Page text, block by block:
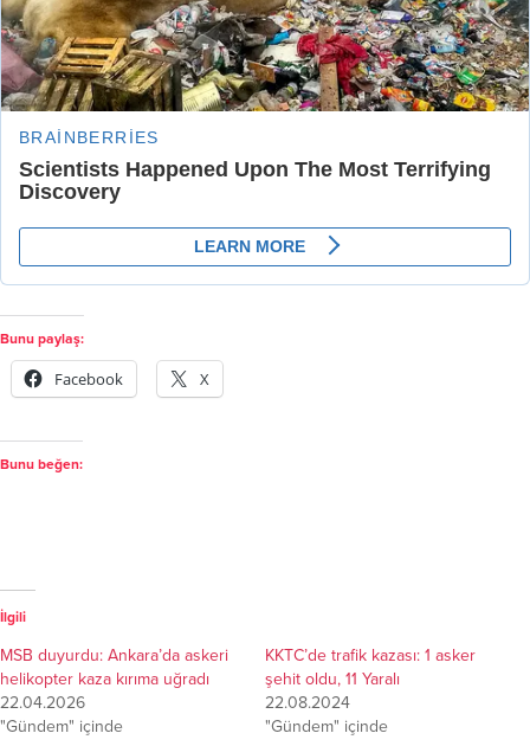
Bunu paylaş:
Facebook X
Bunu beğen:
İlgili
MSB duyurdu: Ankara’da askeri
helikopter kaza kırıma uğradı
22.04.2026
"Gündem" içinde
KKTC’de trafik kazası: 1 asker
şehit oldu, 11 Yaralı
22.08.2024
"Gündem" içinde